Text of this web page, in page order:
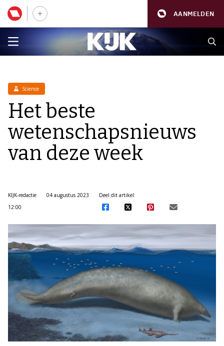
AANMELDEN
Science
Het beste
wetenschapsnieuws
van deze week
KIJK-redactie
04 augustus 2023
12:00
Deel dit artikel: